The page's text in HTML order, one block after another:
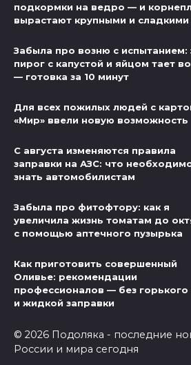
подкормки на ведро — и
вырастают крупными и сладкими
Забыла про возню с испытанием:
пирог с капустой и яйцом тает
— готовка за 10 минут
Для всех пожилых людей с
«Мир» ввели новую возможность
С августа изменяются правила
заправки на АЗС: что
знать автомобилистам
Забыла про фитофтору: как я
увеличила жизнь томатам до
с помощью аптечного пузырька
Как приготовить совершенный
Оливье: рекомендации
профессионалов — без горького
и жидкой заправки
© 2026 Подоляка - последние
России и мира сегодня